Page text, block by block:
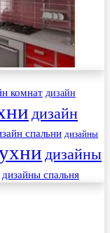
комнат дизайн
дизайн
спальни дизайны
дизайны
дизайны спальня